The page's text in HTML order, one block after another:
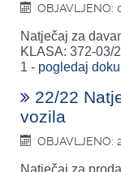
OBJAVLJENO:
Natječaj za
KLASA: 372-03/
1 - pogledaj
22/22
vozila
OBJAVLJENO:
Natječaj za